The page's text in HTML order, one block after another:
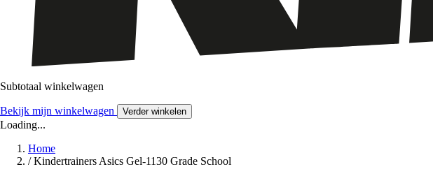
Subtotaal winkelwagen
Bekijk mijn winkelwagen Verder winkelen
Loading...
Home
/ Kindertrainers Asics Gel-1130 Grade School